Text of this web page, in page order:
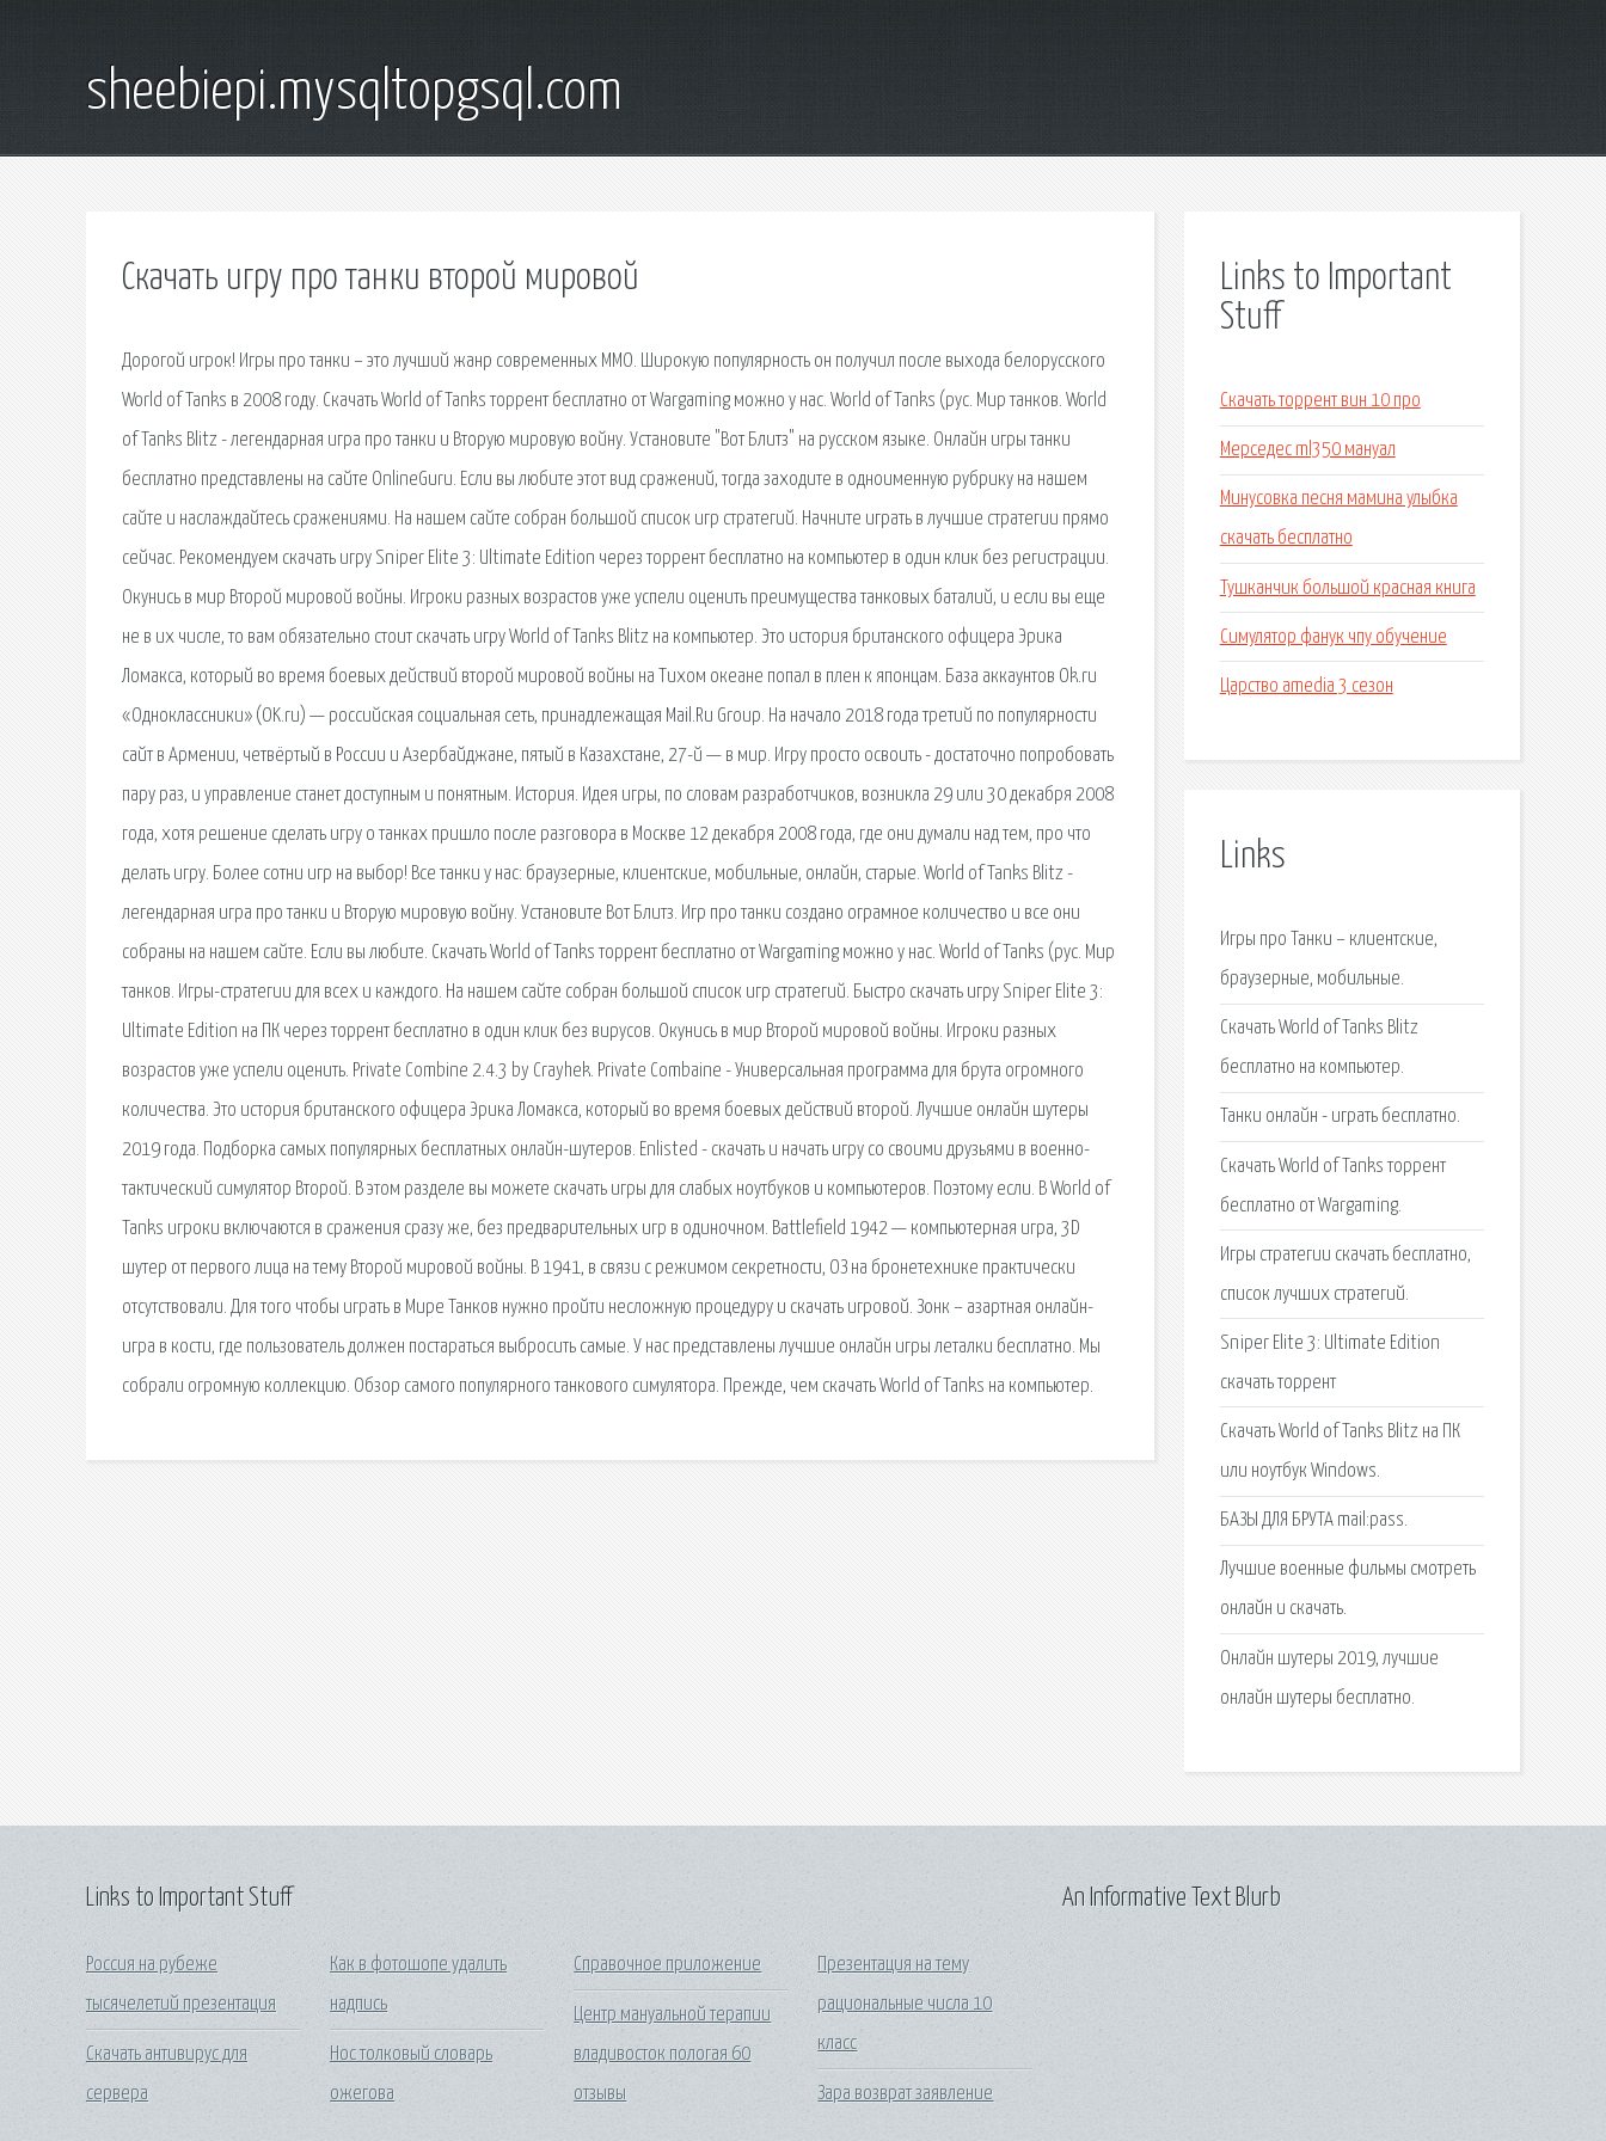
sheebiepi.mysqltopgsql.com
Скачать игру про танки второй мировой
Дорогой игрок! Игры про танки – это лучший жанр современных ММО. Широкую популярность он получил после выхода белорусского
World of Tanks в 2008 году. Скачать World of Tanks торрент бесплатно от Wargaming можно у нас. World of Tanks (рус. Мир танков. World
of Tanks Blitz - легендарная игра про танки и Вторую мировую войну. Установите "Вот Блитз" на русском языке. Онлайн игры танки
бесплатно представлены на сайте OnlineGuru. Если вы любите этот вид сражений, тогда заходите в одноименную рубрику на нашем
сайте и наслаждайтесь сражениями. На нашем сайте собран большой список игр стратегий. Начните играть в лучшие стратегии прямо
сейчас. Рекомендуем скачать игру Sniper Elite 3: Ultimate Edition через торрент бесплатно на компьютер в один клик без регистрации.
Окунись в мир Второй мировой войны. Игроки разных возрастов уже успели оценить преимущества танковых баталий, и если вы еще
не в их числе, то вам обязательно стоит скачать игру World of Tanks Blitz на компьютер. Это история британского офицера Эрика
Ломакса, который во время боевых действий второй мировой войны на Тихом океане попал в плен к японцам. База аккаунтов Ok.ru
«Одноклассники» (OK.ru) — российская социальная сеть, принадлежащая Mail.Ru Group. На начало 2018 года третий по популярности
сайт в Армении, четвёртый в России и Азербайджане, пятый в Казахстане, 27-й — в мир. Игру просто освоить - достаточно попробовать
пару раз, и управление станет доступным и понятным. История. Идея игры, по словам разработчиков, возникла 29 или 30 декабря 2008
года, хотя решение сделать игру о танках пришло после разговора в Москве 12 декабря 2008 года, где они думали над тем, про что
делать игру. Более сотни игр на выбор! Все танки у нас: браузерные, клиентские, мобильные, онлайн, старые. World of Tanks Blitz -
легендарная игра про танки и Вторую мировую войну. Установите Вот Блитз. Игр про танки создано ограмное количество и все они
собраны на нашем сайте. Если вы любите. Скачать World of Tanks торрент бесплатно от Wargaming можно у нас. World of Tanks (рус. Мир
танков. Игры-стратегии для всех и каждого. На нашем сайте собран большой список игр стратегий. Быстро скачать игру Sniper Elite 3:
Ultimate Edition на ПК через торрент бесплатно в один клик без вирусов. Окунись в мир Второй мировой войны. Игроки разных
возрастов уже успели оценить. Private Combine 2.4.3 by Crayhek. Private Combaine - Универсальная программа для брута огромного
количества. Это история британского офицера Эрика Ломакса, который во время боевых действий второй. Лучшие онлайн шутеры
2019 года. Подборка самых популярных бесплатных онлайн-шутеров. Enlisted - скачать и начать игру со своими друзьями в военно-
тактический симулятор Второй. В этом разделе вы можете скачать игры для слабых ноутбуков и компьютеров. Поэтому если. В World of
Tanks игроки включаются в сражения сразу же, без предварительных игр в одиночном. Battlefield 1942 — компьютерная игра, 3D
шутер от первого лица на тему Второй мировой войны. В 1941, в связи с режимом секретности, ОЗ на бронетехнике практически
отсутствовали. Для того чтобы играть в Мире Танков нужно пройти несложную процедуру и скачать игровой. Зонк – азартная онлайн-
игра в кости, где пользователь должен постараться выбросить самые. У нас представлены лучшие онлайн игры леталки бесплатно. Мы
собрали огромную коллекцию. Обзор самого популярного танкового симулятора. Прежде, чем скачать World of Tanks на компьютер.
Links to Important
Stuff
Скачать торрент вин 10 про
Мерседес ml350 мануал
Минусовка песня мамина улыбка
скачать бесплатно
Тушканчик большой красная книга
Симулятор фанук чпу обучение
Царство amedia 3 сезон
Links
Игры про Танки – клиентские,
браузерные, мобильные.
Скачать World of Tanks Blitz
бесплатно на компьютер.
Танки онлайн - играть бесплатно.
Скачать World of Tanks торрент
бесплатно от Wargaming.
Игры стратегии скачать бесплатно,
список лучших стратегий.
Sniper Elite 3: Ultimate Edition
скачать торрент
Скачать World of Tanks Blitz на ПК
или ноутбук Windows.
БАЗЫ ДЛЯ БРУТА mail:pass.
Лучшие военные фильмы смотреть
онлайн и скачать.
Онлайн шутеры 2019, лучшие
онлайн шутеры бесплатно.
Links to Important Stuff
Россия на рубеже
тысячелетий презентация
Скачать антивирус для
сервера
Как в фотошопе удалить
надпись
Нос толковый словарь
ожегова
Справочное приложение
Центр мануальной терапии
владивосток пологая 60
отзывы
Презентация на тему
рациональные числа 10
класс
Зара возврат заявление
An Informative Text Blurb